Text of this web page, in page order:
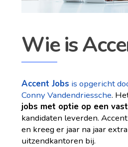
Wie is
Accent Jobs is opgericht
Conny Vandendriessche.
jobs met optie op een
kandidaten leverden.
en kreeg er jaar na jaar
uitzendkantoren bij.